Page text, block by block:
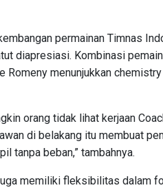
permainan Timnas
diapresiasi. Kombinasi
Romeny menunjukkan
orang tidak lihat kerjaan
di belakang itu membuat
tanpa beban,” tambahnya.
memiliki fleksibilitas dalam